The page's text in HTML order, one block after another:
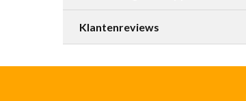
Klantenreviews